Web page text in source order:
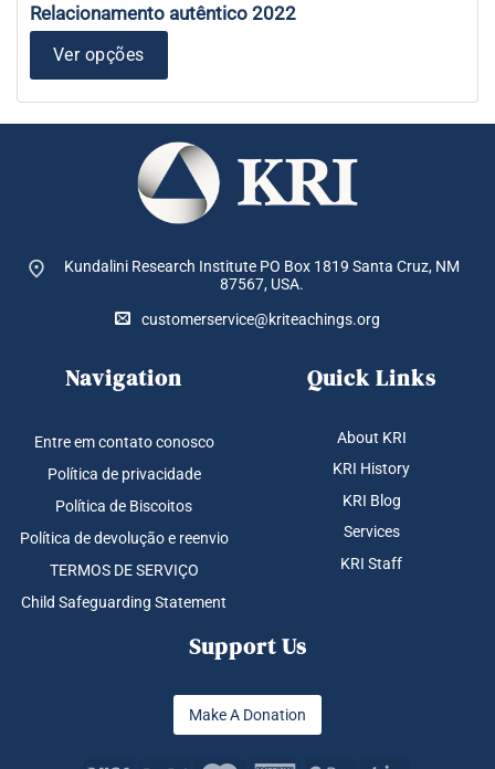
Relacionamento autêntico 2022
Ver opções
tem
várias
variantes.
As
opções
produtoKundalini Research Institute PO Box 1819 Santa Cruz, NM
87567, USA.
customerservice@kriteachings.org
Navigation
Entre em contato conosco
Política de privacidade
Política de Biscoitos
Política de devolução e reenvio
TERMOS DE SERVIÇO
Child Safeguarding Statement
Quick Links
About KRI
KRI History
KRI Blog
Services
KRI Staff
Support Us
Make A Donation